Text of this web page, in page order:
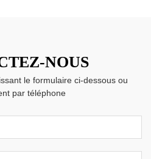
NOUS
le formulaire ci-dessous ou
par téléphone